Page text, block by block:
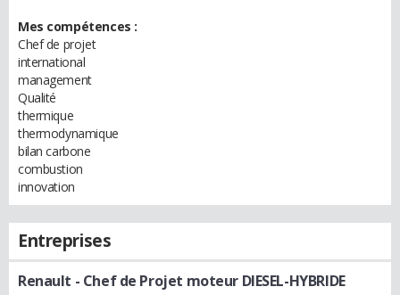
Mes compétences :
Chef de projet
international
management
Qualité
thermique
thermodynamique
bilan carbone
combustion
innovation
Entreprises
Renault - Chef de Projet moteur DIESEL-HYBRIDE